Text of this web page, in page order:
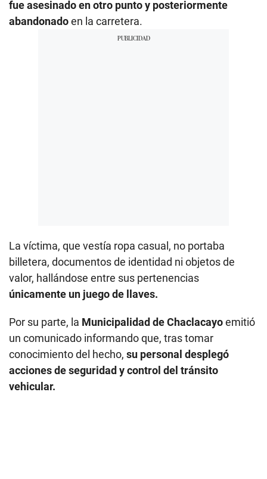
fue asesinado en otro punto y posteriormente
abandonadoen la carretera.
La víctima, que vestía ropa casual, no portaba
billetera, documentos de identidad ni objetos de
valor, hallándose entre sus pertenencias
únicamente un juego de llaves.
Por su parte, la Municipalidad de Chaclacayoemitió
un comunicado informando que, tras tomar
conocimiento del hecho, su personal desplegó
acciones de seguridad y control del tránsito
vehicular.